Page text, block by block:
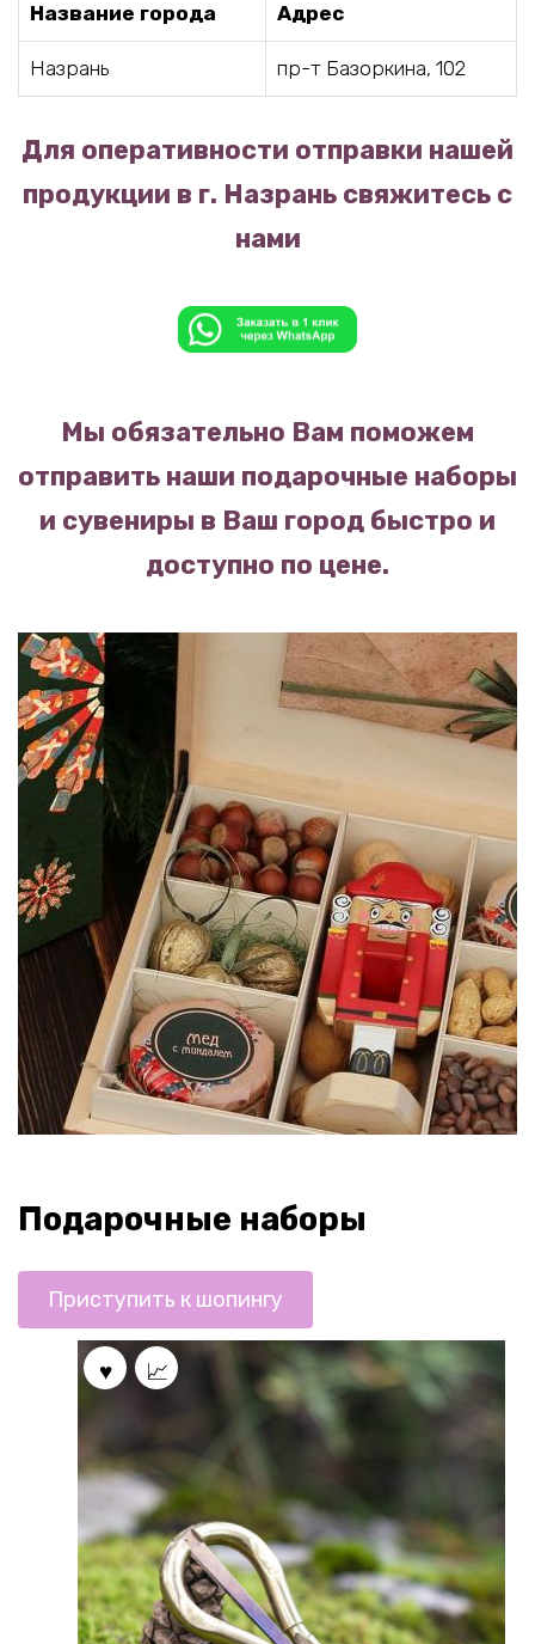
Название города Адрес
Назрань пр-т Базоркина, 102
Для оперативности отправки нашей
продукции в г. Назрань свяжитесь с
нами
Мы обязательно Вам поможем
отправить наши подарочные наборы
и сувениры в Ваш город быстро и
доступно по цене.
Подарочные наборы
Приступить к шопингу